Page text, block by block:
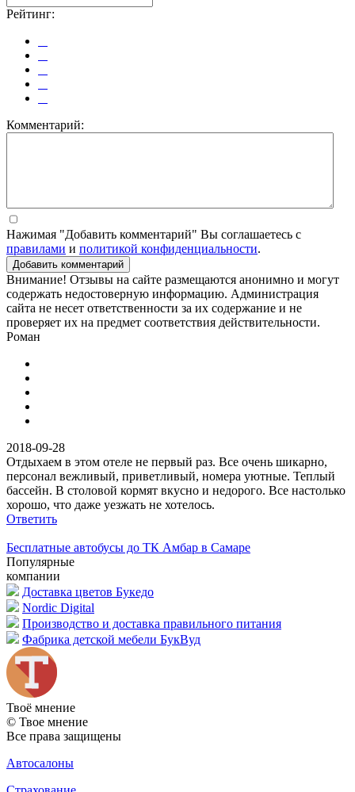
Рейтинг:
Комментарий:
Нажимая "Добавить комментарий" Вы соглашаетесь с
правилами и политикой конфиденциальности.
Добавить комментарий
Внимание! Отзывы на сайте размещаются анонимно и могут
содержать недостоверную информацию. Администрация
сайта не несет ответственности за их содержание и не
проверяет их на предмет соответствия действительности.
Роман
2018-09-28
Отдыхаем в этом отеле не первый раз. Все очень шикарно,
персонал вежливый, приветливый, номера уютные. Теплый
бассейн. В столовой кормят вкусно и недорого. Все настолько
хорошо, что даже уезжать не хотелось.
Ответить
Бесплатные автобусы до ТК Амбар в Самаре
Популярные
компании
Доставка цветов Букедо
Nordic Digital
Производство и доставка правильного питания
Фабрика детской мебели БукВуд
Твоё мнение
© Твое мнение
Все права защищены
Автосалоны